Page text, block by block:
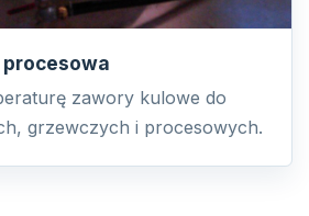
zawory kulowe do
grzewczych i procesowych.